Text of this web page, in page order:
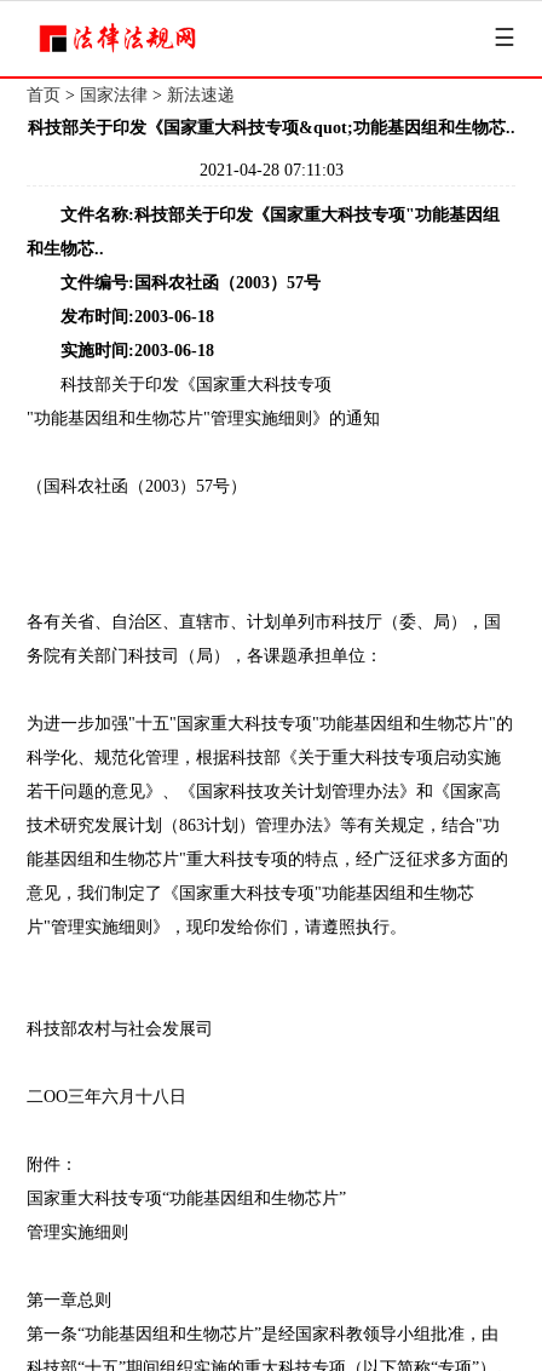
☰
首页 > 国家法律 > 新法速递
科技部关于印发《国家重大科技专项&quot;功能基因组和生物芯..
2021-04-28 07:11:03
文件名称:科技部关于印发《国家重大科技专项"功能基因组
和生物芯..
文件编号:国科农社函（2003）57号
发布时间:2003-06-18
实施时间:2003-06-18
科技部关于印发《国家重大科技专项
"功能基因组和生物芯片"管理实施细则》的通知
（国科农社函（2003）57号）
各有关省、自治区、直辖市、计划单列市科技厅（委、局），国
务院有关部门科技司（局），各课题承担单位：
为进一步加强"十五"国家重大科技专项"功能基因组和生物芯片"的
科学化、规范化管理，根据科技部《关于重大科技专项启动实施
若干问题的意见》、《国家科技攻关计划管理办法》和《国家高
技术研究发展计划（863计划）管理办法》等有关规定，结合"功
能基因组和生物芯片"重大科技专项的特点，经广泛征求多方面的
意见，我们制定了《国家重大科技专项"功能基因组和生物芯
片"管理实施细则》，现印发给你们，请遵照执行。
科技部农村与社会发展司
二OO三年六月十八日
附件：
国家重大科技专项“功能基因组和生物芯片”
管理实施细则
第一章总则
第一条“功能基因组和生物芯片”是经国家科教领导小组批准，由